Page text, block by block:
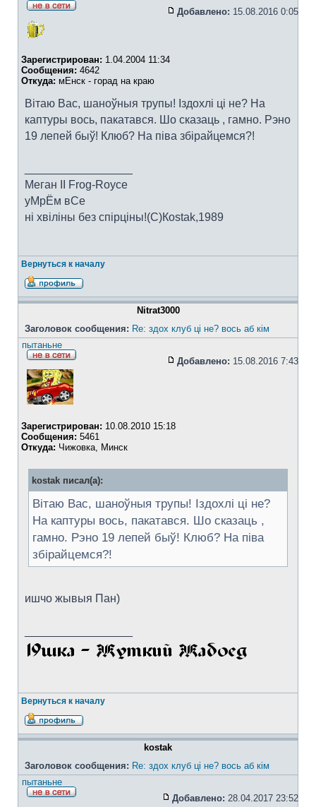
Добавлено: 15.08.2016 0:05
Зарегистрирован: 1.04.2004 11:34
Сообщения: 4642
Откуда: мЕнск - горад на краю
Вітаю Вас, шаноўныя трупы! Іздохлі ці не? На
каптуры вось, пакатався. Шо сказаць , гамно. Рэно
19 лепей быў! Клюб? На піва збірайцемся?!
Меган II Frog-Royce
уМрЁм вСе
ні хвіліны без спірціны!(C)Коstak,1989
Вернуться к началу
Nitrat3000
Заголовок сообщения: Re: здох клуб ці не? вось аб кім
пытаньне
Добавлено: 15.08.2016 7:43
Зарегистрирован: 10.08.2010 15:18
Сообщения: 5461
Откуда: Чижовка, Минск
kostak писал(а):
Вітаю Вас, шаноўныя трупы! Іздохлі ці не?
На каптуры вось, пакатався. Шо сказаць ,
гамно. Рэно 19 лепей быў! Клюб? На піва
збірайцемся?!
ишчо жывыя Пан)
Вернуться к началу
kostak
Заголовок сообщения: Re: здох клуб ці не? вось аб кім
пытаньне
Добавлено: 28.04.2017 23:52